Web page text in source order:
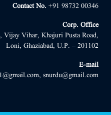
Contact No. +91 98732 00346
Corp. Office
Vihar, Khajuri Pusta Road,
Loni, Ghaziabad, U.P. – 201102
E-mail
snurdu@gmail.com